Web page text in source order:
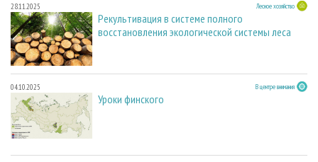
28.11.2025 Лесное хозяйство
Рекультивация в системе полного
восстановления экологической системы леса
04.10.2025 В центре внимания
Уроки финского